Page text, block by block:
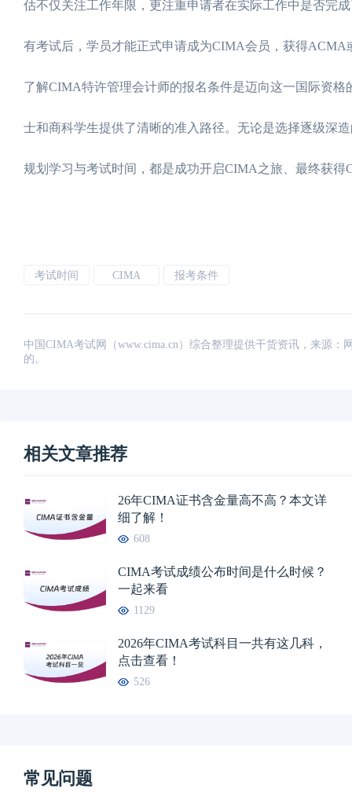
估不仅关注工作年限，更注重申请者在实际工作中是否完
有考试后，学员才能正式申请成为CIMA会员，获得
了解CIMA特许管理会计师的报名条件是迈向这一国际资
士和商科学生提供了清晰的准入路径。无论是选择逐级深
规划学习与考试时间，都是成功开启CIMA之旅、最终获
考试时间 CIMA 报考条件
中国CIMA考试网（www.cima.cn）综合整理提供干货资讯，来源
的。
相关文章推荐
26年CIMA证书含金量高不高？本文详
细了解！
608
CIMA考试成绩公布时间是什么时候？
一起来看
1129
2026年CIMA考试科目一共有这几科，
点击查看！
526
常见问题